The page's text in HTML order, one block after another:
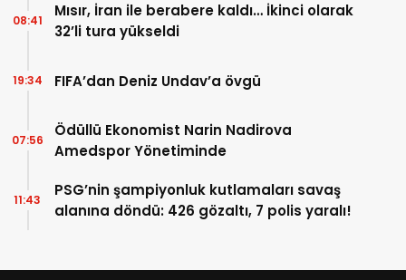
Mısır, İran ile berabere kaldı… İkinci olarak
32’li tura yükseldi
08:41
FIFA’dan Deniz Undav’a övgü
19:34
Ödüllü Ekonomist Narin Nadirova
Amedspor Yönetiminde
07:56
PSG’nin şampiyonluk kutlamaları savaş
alanına döndü: 426 gözaltı, 7 polis yaralı!
11:43